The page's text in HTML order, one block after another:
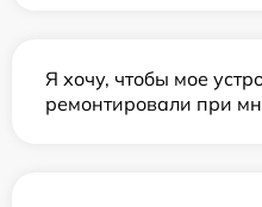
Я хочу, чтобы мое
ремонтировали при